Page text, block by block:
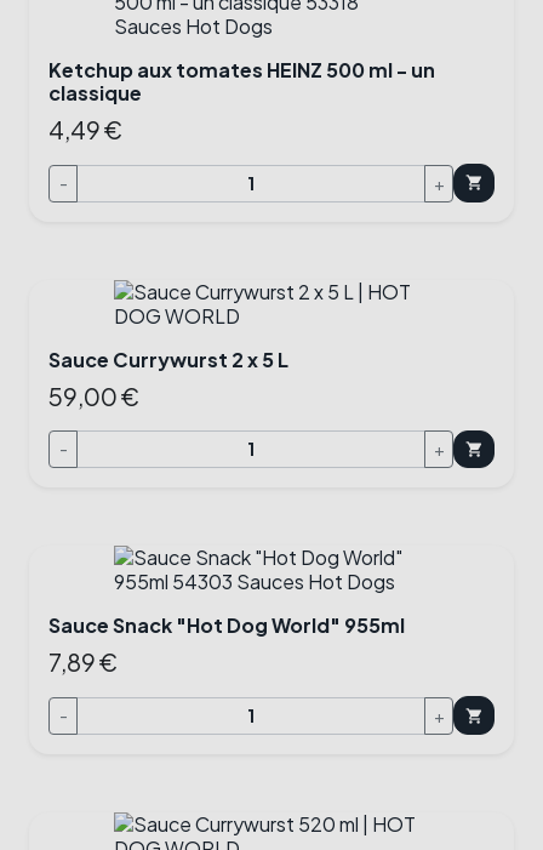
Ketchup aux tomates HEINZ 500 ml - un
classique
4,49 €
- + shopping_cart
Sauce Currywurst 2 x 5 L
59,00 €
- + shopping_cart
Sauce Snack "Hot Dog World" 955ml
7,89 €
- + shopping_cart